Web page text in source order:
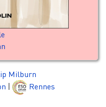
Milburn
Rennes